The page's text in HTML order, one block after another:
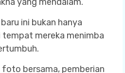
ini bukan hanya
mereka menimba
foto bersama, pemberian